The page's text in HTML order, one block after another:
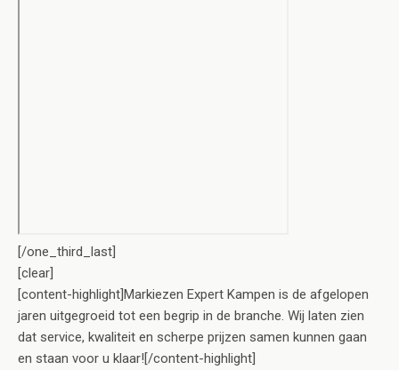
[/one_third_last]
[clear]
[content-highlight]Markiezen Expert Kampen is de afgelopen
jaren uitgegroeid tot een begrip in de branche. Wij laten zien
dat service, kwaliteit en scherpe prijzen samen kunnen gaan
en staan voor u klaar![/content-highlight]